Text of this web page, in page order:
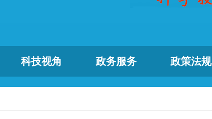
科技视角 政务服务 政策法规